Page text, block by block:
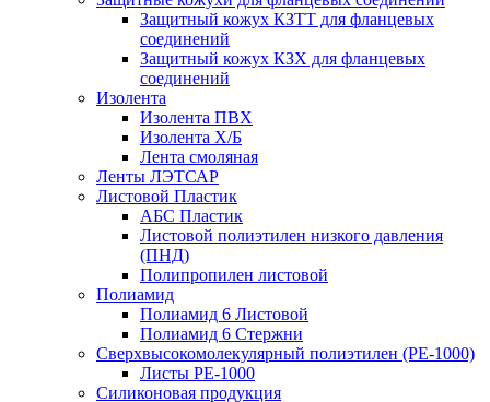
Защитный кожух КЗТТ для фланцевых
соединений
Защитный кожух КЗХ для фланцевых
соединений
Изолента
Изолента ПВХ
Изолента Х/Б
Лента смоляная
Ленты ЛЭТСАР
Листовой Пластик
АБС Пластик
Листовой полиэтилен низкого давления
(ПНД)
Полипропилен листовой
Полиамид
Полиамид 6 Листовой
Полиамид 6 Стержни
Сверхвысокомолекулярный полиэтилен (PE-1000)
Листы РЕ-1000
Силиконовая продукция